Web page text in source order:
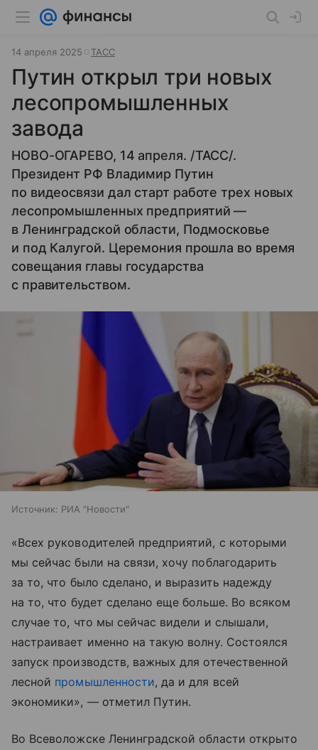
14 апреля 2025 ТАСС
Путин открыл три новых
лесопромышленных
завода
НОВО-ОГАРЕВО, 14 апреля. /ТАСС/.
Президент РФ Владимир Путин
по видеосвязи дал старт работе трех новых
лесопромышленных предприятий —
в Ленинградской области, Подмосковье
и под Калугой. Церемония прошла во время
совещания главы государства
с правительством.
Источник: РИА "Новости"
«Всех руководителей предприятий, с которыми
мы сейчас были на связи, хочу поблагодарить
за то, что было сделано, и выразить надежду
на то, что будет сделано еще больше. Во всяком
случае то, что мы сейчас видели и слышали,
настраивает именно на такую волну. Состоялся
запуск производств, важных для отечественной
лесной промышленности, да и для всей
экономики», — отметил Путин.
Во Всеволожске Ленинградской области открыто